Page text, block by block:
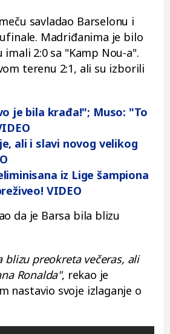
savladao Barselonu i
Madriđanima je bilo
2:0 sa "Kamp Nou-a".
terenu 2:1, ali su izborili
je bila krađa!"; Muso: "To
ali i slavi novog velikog
iz Lige šampiona
VIDEO
da je Barsa bila blizu
blizu preokreta večeras, ali
Ronalda", rekao je
nastavio svoje izlaganje o